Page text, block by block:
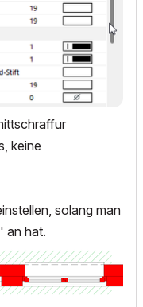
keine
solang man
an hat.